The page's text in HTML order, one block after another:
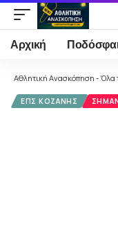
Αρχική
Αθλητική Ανασκόπηση - Όλα
ΕΠΣ ΚΟΖΆΝΗΣ